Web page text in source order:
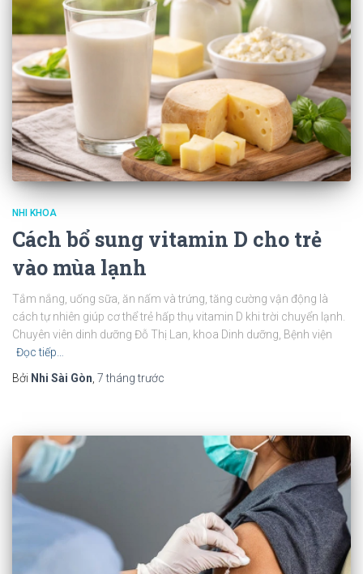
NHI KHOA
Cách bổ sung vitamin D cho trẻ
vào mùa lạnh
Tắm nắng, uống sữa, ăn nấm và trứng, tăng cường vận động là
cách tự nhiên giúp cơ thể trẻ hấp thụ vitamin D khi trời chuyển lạnh.
Chuyên viên dinh dưỡng Đỗ Thị Lan, khoa Dinh dưỡng, Bệnh viện
Đọc tiếp…
Bởi Nhi Sài Gòn, 7 thángtrước